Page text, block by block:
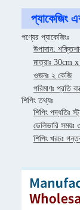
প্যাকেজিং
পণ্যের প্যাকেজিংঃ
উপাদান:
মাত্রাঃ 30cm
ওজনঃ ২ কেজি
পরিমাণঃ প্রতি
শিপিং তথ্যঃ
শিপিং পদ্ধতিঃ
ডেলিভারি সময়ঃ
শিপিং খরচঃ